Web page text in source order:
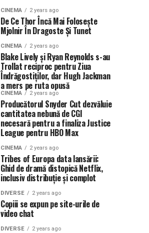
CINEMA 2 years ago
De Ce Thor Încă Mai Folosește
Mjolnir În Dragoste Și Tunet
CINEMA 2 years ago
Blake Lively și Ryan Reynolds s-au
Trollat reciproc pentru Ziua
Îndrăgostiților, dar Hugh Jackman
a mers pe ruta opusă
CINEMA 2 years ago
Producătorul Snyder Cut dezvăluie
cantitatea nebună de CGI
necesară pentru a finaliza Justice
League pentru HBO Max
CINEMA 2 years ago
Tribes of Europa data lansării:
Ghid de dramă distopică Netflix,
inclusiv distribuție și complot
DIVERSE 2 years ago
Copiii se expun pe site-urile de
video chat
DIVERSE 2 years ago